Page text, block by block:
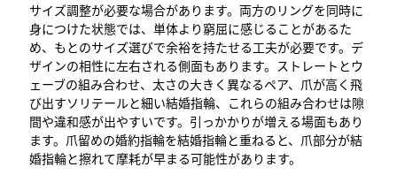
サイズ調整が必要な場合があります。両方のリングを同時に
身につけた状態では、単体より窮屈に感じることがあるた
め、もとのサイズ選びで余裕を持たせる工夫が必要です。デ
ザインの相性に左右される側面もあります。ストレートとウ
ェーブの組み合わせ、太さの大きく異なるペア、爪が高く飛
び出すソリテールと細い結婚指輪、これらの組み合わせは隙
間や違和感が出やすいです。引っかかりが増える場面もあり
ます。爪留めの婚約指輪を結婚指輪と重ねると、爪部分が結
婚指輪と擦れて摩耗が早まる可能性があります。